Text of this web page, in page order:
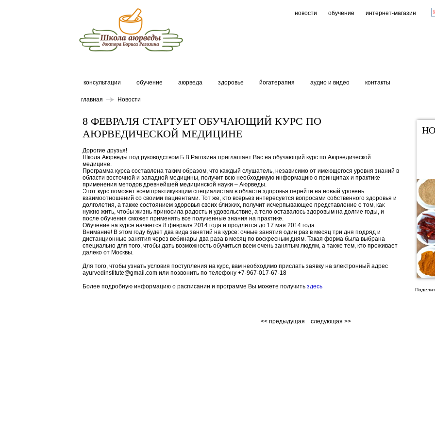
новости обучение интернет-магазин
консультации обучение аюрведа здоровье йогатерапия аудио и видео контакты
главная Новости
8 ФЕВРАЛЯ СТАРТУЕТ ОБУЧАЮЩИЙ КУРС ПО
АЮРВЕДИЧЕСКОЙ МЕДИЦИНЕ
Дорогие друзья!
Школа Аюрведы под руководством Б.В.Рагозина приглашает Вас на обучающий курс по Аюрведической
медицине.
Программа курса составлена таким образом, что каждый слушатель, независимо от имеющегося уровня знаний в
области восточной и западной медицины, получит всю необходимую информацию о принципах и практике
применения методов древнейшей медицинской науки – Аюрведы.
Этот курс поможет всем практикующим специалистам в области здоровья перейти на новый уровень
взаимоотношений со своими пациентами. Тот же, кто всерьез интересуется вопросами собственного здоровья и
долголетия, а также состоянием здоровья своих близких, получит исчерпывающее представление о том, как
нужно жить, чтобы жизнь приносила радость и удовольствие, а тело оставалось здоровым на долгие годы, и
после обучения сможет применять все полученные знания на практике.
Обучение на курсе начнется 8 февраля 2014 года и продлится до 17 мая 2014 года.
Внимание! В этом году будет два вида занятий на курсе: очные занятия один раз в месяц три дня подряд и
дистанционные занятия через вебинары два раза в месяц по воскресным дням. Такая форма была выбрана
специально для того, чтобы дать возможность обучиться всем очень занятым людям, а также тем, кто проживает
далеко от Москвы.
Для того, чтобы узнать условия поступления на курс, вам необходимо прислать заявку на электронный адрес
ayurvedinstitute@gmail.com или позвонить по телефону +7-967-017-67-18
Более подробную информацию о расписании и программе Вы можете получить здесь
<< предыдущая следующая >>